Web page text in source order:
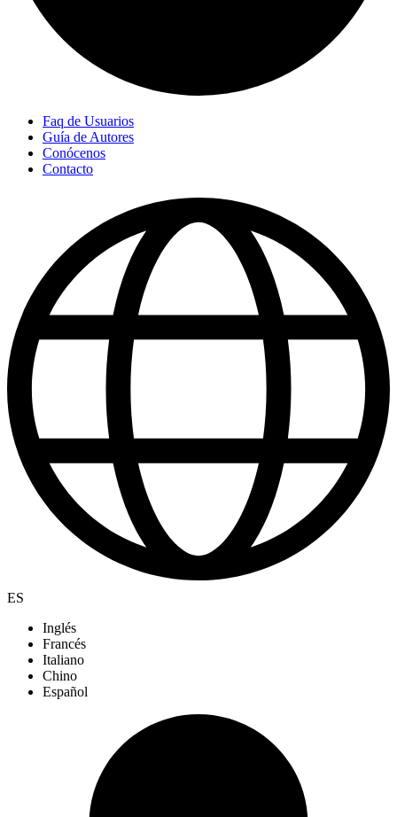
Faq de Usuarios
Guía de Autores
Conócenos
Contacto
ES
Inglés
Francés
Italiano
Chino
Español